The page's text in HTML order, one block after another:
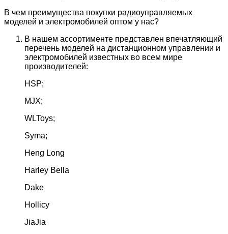
В чем преимущества покупки радиоуправляемых
моделей и электромобилей оптом у нас?
В нашем ассортименте представлен впечатляющий
перечень моделей на дистанционном управлении и
электромобилей известных во всем мире
производителей:
HSP;
MJX;
WLToys;
Syma;
Heng Long
Harley Bella
Dake
Hollicy
JiaJia